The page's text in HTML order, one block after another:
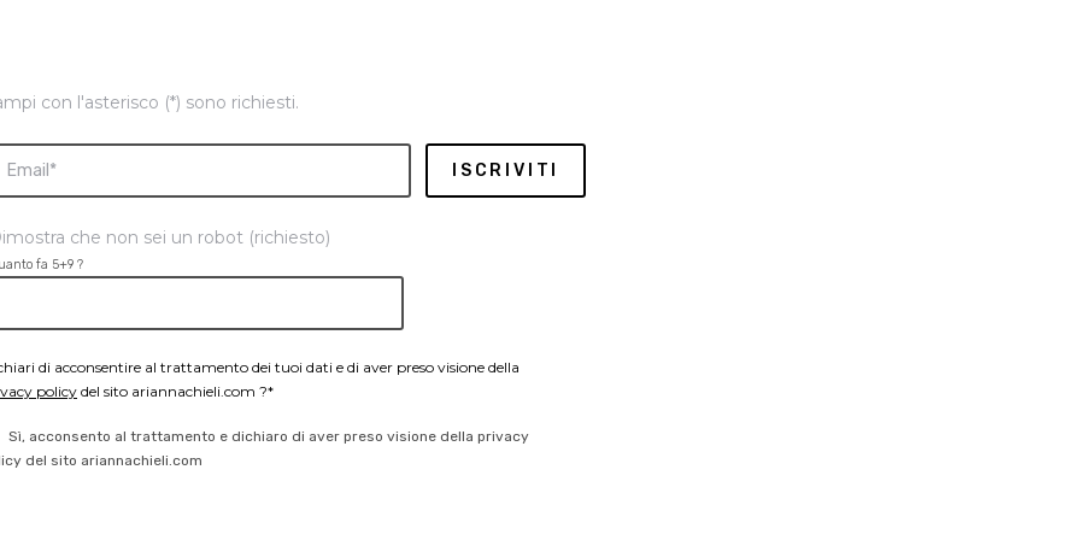
con l'asterisco (*) sono richiesti.
che non sei un robot (richiesto)
fa 5+9 ?
di acconsentire al trattamento dei tuoi dati e di aver preso visione della
policydel sito ariannachieli.com ?*
Sì, acconsento al trattamento e dichiaro di aver preso visione della privacy
del sito ariannachieli.com